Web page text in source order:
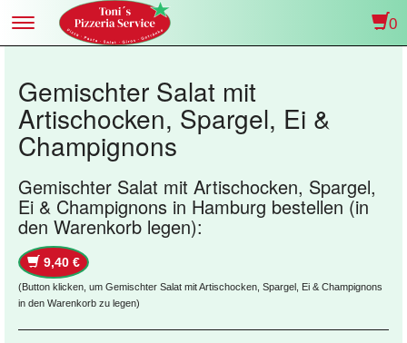
Toggle
navigation
0
Gemischter Salat mit
Artischocken, Spargel, Ei &
Champignons
Gemischter Salat mit Artischocken, Spargel,
Ei & Champignons in Hamburg bestellen (in
den Warenkorb legen):
9,40 €
(Button klicken, um Gemischter Salat mit Artischocken, Spargel, Ei & Champignons
in den Warenkorb zu legen)